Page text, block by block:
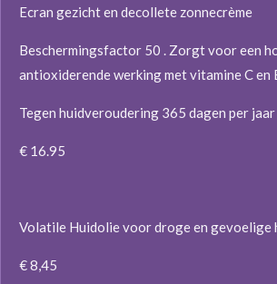
Ecran gezicht en decollete zonnecrème
Beschermingsfactor 50 . Zorgt voor een
antioxiderende werking met vitamine C en
Tegen huidveroudering 365 dagen per jaar
€ 16.95
Volatile Huidolie voor droge en gevoelige
€ 8,45